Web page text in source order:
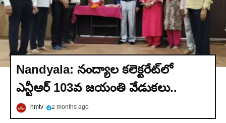
Nandyala: నంద్యాల కలెక్టరేట్‌లో
ఎన్టీఆర్ 103వ జయంతి వేడుకలు..
hmtv 2 months ago